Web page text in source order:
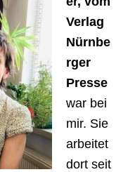
Verlag
Nürnbe
rger
Presse
war bei
mir. Sie
arbeitet
dort seit